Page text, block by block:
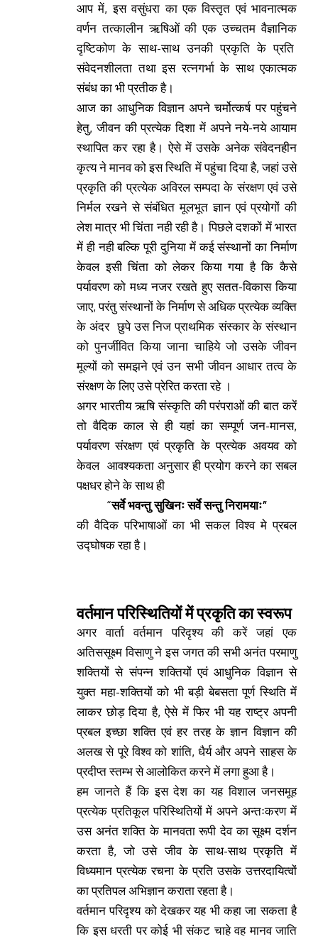
आप में, इस वसुंधरा का एक विस्तृत एवं भावनात्मक
वर्णन तत्कालीन ऋषिओं की एक उच्चतम वैज्ञानिक
दृष्टिकोण के साथ-साथ उनकी प्रकृति के प्रति
संवेदनशीलता तथा इस रत्नगर्भा के साथ एकात्मक
संबंध का भी प्रतीक है।
आज का आधुनिक विज्ञान अपने चर्मोत्कर्ष पर पहुंचने
हेतु, जीवन की प्रत्येक दिशा में अपने नये-नये आयाम
स्थापित कर रहा है। ऐसे में उसके अनेक संवेदनहीन
कृत्य ने मानव को इस स्थिति में पहुंचा दिया है, जहां उसे
प्रकृति की प्रत्येक अविरल सम्पदा के संरक्षण एवं उसे
निर्मल रखने से संबंधित मूलभूत ज्ञान एवं प्रयोगों की
लेश मात्र भी चिंता नही रही है। पिछले दशकों में भारत
में ही नही बल्कि पूरी दुनिया में कई संस्थानों का निर्माण
केवल इसी चिंता को लेकर किया गया है कि कैसे
पर्यावरण को मध्य नजर रखते हुए सतत-विकास किया
जाए, परंतु संस्थानों के निर्माण से अधिक प्रत्येक व्यक्ति
के अंदर छुपे उस निज प्राथमिक संस्कार के संस्थान
को पुनर्जीवित किया जाना चाहिये जो उसके जीवन
मूल्यों को समझने एवं उन सभी जीवन आधार तत्व के
संरक्षण के लिए उसे प्रेरित करता रहे ।
अगर भारतीय ऋषि संस्कृति की परंपराओं की बात करें
तो वैदिक काल से ही यहां का सम्पूर्ण जन-मानस,
पर्यावरण संरक्षण एवं प्रकृति के प्रत्येक अवयव को
केवल आवश्यकता अनुसार ही प्रयोग करने का सबल
पक्षधर होने के साथ ही
“सर्वे भवन्तुसुखिनःसर्वेसन्तुनिरामयाः”
की वैदिक परिभाषाओं का भी सकल विश्व मे प्रबल
उद्घोषक रहा है।
वर्तमानपरिस्थितियों में प्रकृति का स्वरूप
अगर वार्ता वर्तमान परिदृश्य की करें जहां एक
अतिससूक्ष्म विसाणु ने इस जगत की सभी अनंत परमाणु
शक्तियों से संपन्न शक्तियों एवं आधुनिक विज्ञान से
युक्त महा-शक्तियों को भी बड़ी बेबसता पूर्ण स्थिति में
लाकर छोड़ दिया है, ऐसे में फिर भी यह राष्ट्र अपनी
प्रबल इच्छा शक्ति एवं हर तरह के ज्ञान विज्ञान की
अलख से पूरे विश्व को शांति, धैर्य और अपने साहस के
प्रदीप्त स्तम्भ से आलोकित करने में लगा हुआ है।
हम जानते हैं कि इस देश का यह विशाल जनसमूह
प्रत्येक प्रतिकूल परिस्थितियों में अपने अन्तःकरण में
उस अनंत शक्ति के मानवता रूपी देव का सूक्ष्म दर्शन
करता है, जो उसे जीव के साथ-साथ प्रकृति में
विध्यमान प्रत्येक रचना के प्रति उसके उत्तरदायित्वों
का प्रतिपल अभिज्ञान कराता रहता है।
वर्तमान परिदृश्य को देखकर यह भी कहा जा सकता है
कि इस धरती पर कोई भी संकट चाहे वह मानव जाति